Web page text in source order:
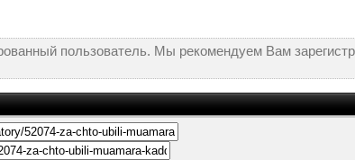
пользователь. Мы рекомендуем Вам